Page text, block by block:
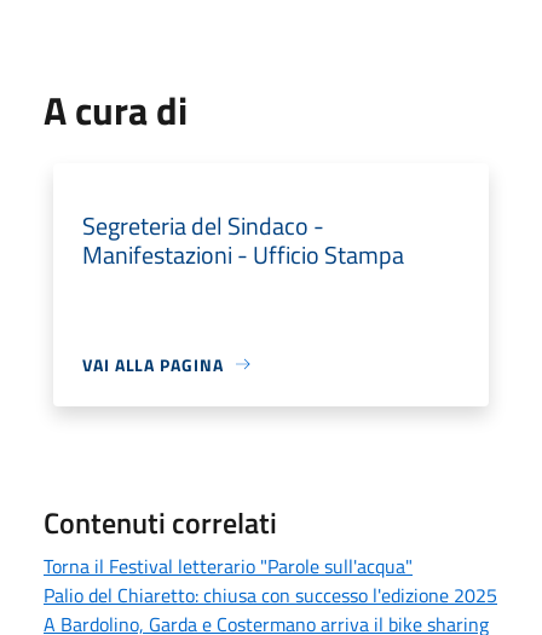
A cura di
Segreteria del Sindaco -
Manifestazioni - Ufficio Stampa
VAI ALLA PAGINA
Contenuti correlati
Torna il Festival letterario "Parole sull'acqua"
Palio del Chiaretto: chiusa con successo l'edizione 2025
A Bardolino, Garda e Costermano arriva il bike sharing